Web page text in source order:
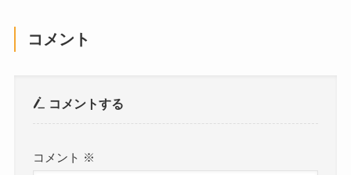
コメント
コメントする
コメント ※